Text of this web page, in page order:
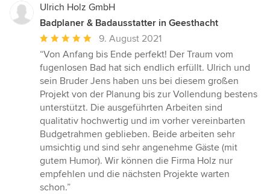
Ulrich Holz GmbH
Badplaner & Badausstatter in Geesthacht
Durchschnittliche
Bewertung:
5
von
5
Sternen
9. August 2021
“Von Anfang bis Ende perfekt! Der Traum vom
fugenlosen Bad hat sich endlich erfüllt. Ulrich und
sein Bruder Jens haben uns bei diesem großen
Projekt von der Planung bis zur Vollendung bestens
unterstützt. Die ausgeführten Arbeiten sind
qualitativ hochwertig und im vorher vereinbarten
Budgetrahmen geblieben. Beide arbeiten sehr
umsichtig und sind sehr angenehme Gäste (mit
gutem Humor). Wir können die Firma Holz nur
empfehlen und die nächsten Projekte warten
schon.”